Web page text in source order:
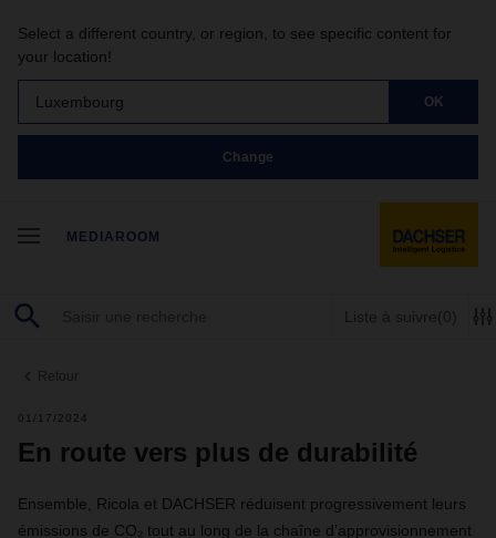
Select a different country, or region, to see specific content for
your location!
Luxembourg OK
Change
MEDIAROOM
Liste à suivre(0)
Retour
01/17/2024
En route vers plus de durabilité
Ensemble, Ricola et DACHSER réduisent progressivement leurs
émissions de CO₂ tout au long de la chaîne d’approvisionnement